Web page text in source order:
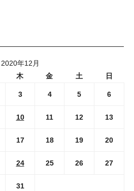
2020年12月
木 金 土 日
3 4 5 6
10 11 12 13
17 18 19 20
24 25 26 27
31